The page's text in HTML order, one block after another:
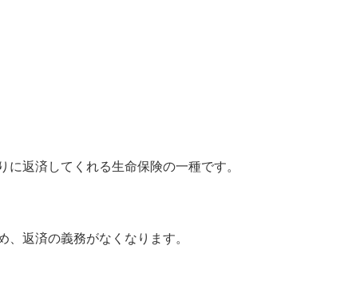
返済してくれる生命保険の一種です。
返済の義務がなくなります。